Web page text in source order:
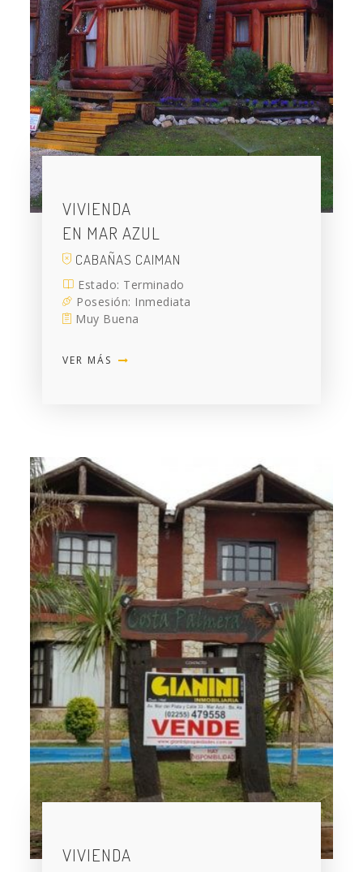
VIVIENDA
EN MAR AZUL
CABAÑAS CAIMAN
Estado: Terminado
Posesión: Inmediata
Muy Buena
VER MÁS
VIVIENDA